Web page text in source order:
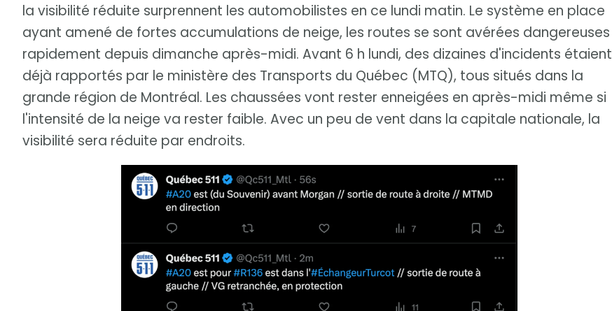
la visibilité réduite surprennent les automobilistes en ce lundi matin. Le système en place
ayant amené de fortes accumulations de neige, les routes se sont avérées dangereuses
rapidement depuis dimanche après-midi. Avant 6 h lundi, des dizaines d'incidents étaient
déjà rapportés par le ministère des Transports du Québec (MTQ), tous situés dans la
grande région de Montréal. Les chaussées vont rester enneigées en après-midi même si
l'intensité de la neige va rester faible. Avec un peu de vent dans la capitale nationale, la
visibilité sera réduite par endroits.